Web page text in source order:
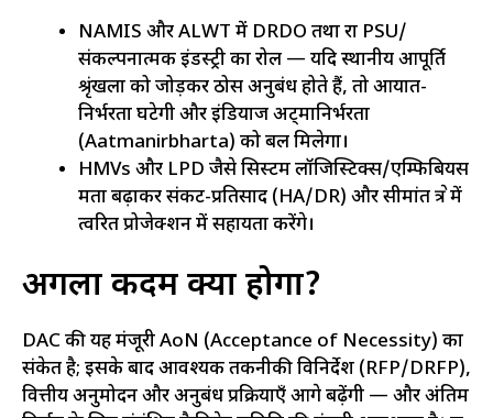
NAMIS और ALWT में DRDO तथा रक्षा PSU/
संकल्पनात्मक इंडस्ट्री का रोल — यदि स्थानीय आपूर्ति
श्रृंखला को जोड़कर ठोस अनुबंध होते हैं, तो आयात-
निर्भरता घटेगी और इंडियाज अट्मानिर्भरता
(Aatmanirbharta) को बल मिलेगा।
HMVs और LPD जैसे सिस्टम लॉजिस्टिक्स/एम्फिबियस
क्षमता बढ़ाकर संकट-प्रतिसाद (HA/DR) और सीमांत क्षेत्र में
त्वरित प्रोजेक्शन में सहायता करेंगे।
अगला कदम क्या होगा?
DAC की यह मंजूरी AoN (Acceptance of Necessity) का
संकेत है; इसके बाद आवश्यक तकनीकी विनिर्देश (RFP/DRFP),
वित्तीय अनुमोदन और अनुबंध प्रक्रियाएँ आगे बढ़ेंगी — और अंतिम